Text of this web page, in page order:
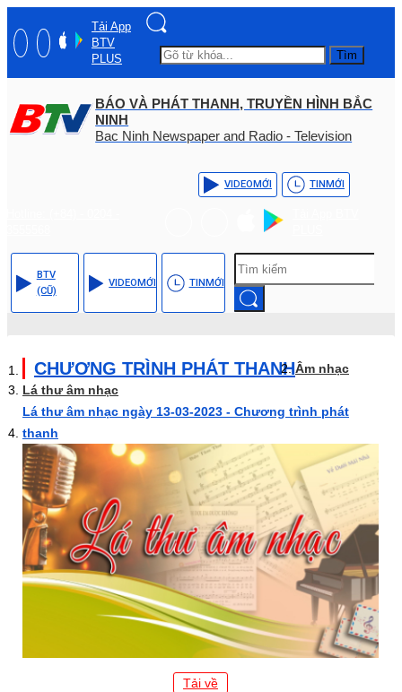
Tải App
BTV
PLUS
Tìm
BÁO VÀ PHÁT THANH, TRUYỀN HÌNH BẮC
NINH
Bac Ninh Newspaper and Radio - Television
VIDEOMỚI TINMỚI
BTV
(CŨ)
VIDEOMỚI TINMỚI
CHƯƠNG TRÌNH PHÁT THANHÂm nhạc
Lá thư âm nhạc
Lá thư âm nhạc ngày 13-03-2023 - Chương trình phát
thanh
Tải về